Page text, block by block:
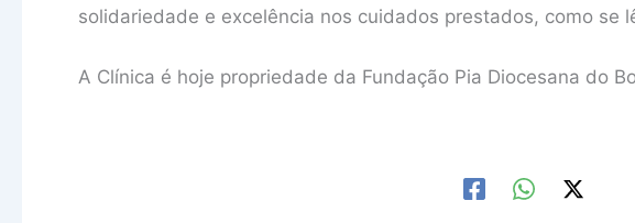
solidariedade e excelência nos cuidados prestados, como se
A Clínica é hoje propriedade da Fundação Pia Diocesana do